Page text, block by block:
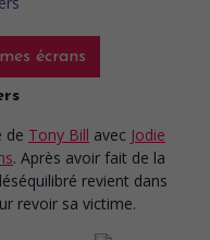
écrans
de Tony Bill avec Jodie
. Après avoir fait de la
revient dans
revoir sa victime.